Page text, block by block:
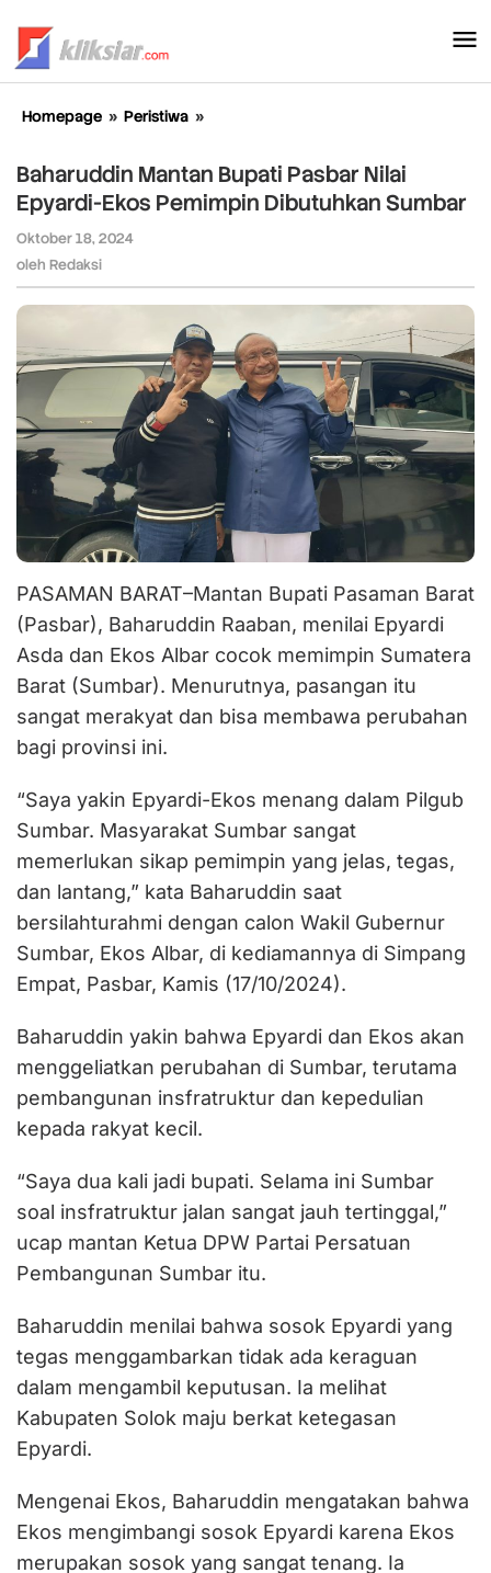
konten
Homepage » Peristiwa »
Bupati
Pasbar
Nilai
Dibutuhkan
Baharuddin Mantan Bupati Pasbar Nilai
Epyardi-Ekos Pemimpin Dibutuhkan Sumbar
Oktober 18, 2024
oleh Redaksi
PASAMAN BARAT–Mantan Bupati Pasaman Barat
(Pasbar), Baharuddin Raaban, menilai Epyardi
Asda dan Ekos Albar cocok memimpin Sumatera
Barat (Sumbar). Menurutnya, pasangan itu
sangat merakyat dan bisa membawa perubahan
bagi provinsi ini.
“Saya yakin Epyardi-Ekos menang dalam Pilgub
Sumbar. Masyarakat Sumbar sangat
memerlukan sikap pemimpin yang jelas, tegas,
dan lantang,” kata Baharuddin saat
bersilahturahmi dengan calon Wakil Gubernur
Sumbar, Ekos Albar, di kediamannya di Simpang
Empat, Pasbar, Kamis (17/10/2024).
Baharuddin yakin bahwa Epyardi dan Ekos akan
menggeliatkan perubahan di Sumbar, terutama
pembangunan insfratruktur dan kepedulian
kepada rakyat kecil.
“Saya dua kali jadi bupati. Selama ini Sumbar
soal insfratruktur jalan sangat jauh tertinggal,”
ucap mantan Ketua DPW Partai Persatuan
Pembangunan Sumbar itu.
Baharuddin menilai bahwa sosok Epyardi yang
tegas menggambarkan tidak ada keraguan
dalam mengambil keputusan. Ia melihat
Kabupaten Solok maju berkat ketegasan
Epyardi.
Mengenai Ekos, Baharuddin mengatakan bahwa
Ekos mengimbangi sosok Epyardi karena Ekos
merupakan sosok yang sangat tenang. Ia